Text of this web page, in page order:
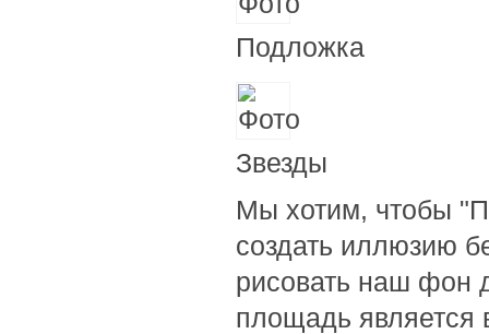
Подложка
Звезды
Мы хотим, чтобы
создать иллюзию
рисовать наш фон
площадь